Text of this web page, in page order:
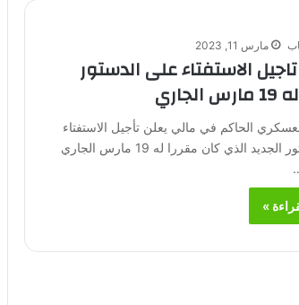
مارس 11, 2023
الاستفتاء على الدستور
الحاكم في مالي يعلن تأجيل الاستفتاء
علي الدستور الجديد الذي كان مقررا له 19 مارس الجاري
»